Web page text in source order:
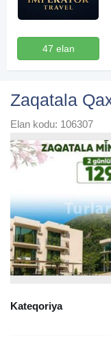
47 elan
Zaqatala
Elan kodu: 106307
Kateqoriya